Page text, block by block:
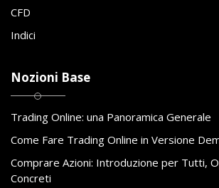
CFD
Indici
Nozioni Base
Trading Online: una Panoramica Generale
Come Fare Trading Online in Versione
Comprare Azioni: Introduzione per Tutti,
Concreti